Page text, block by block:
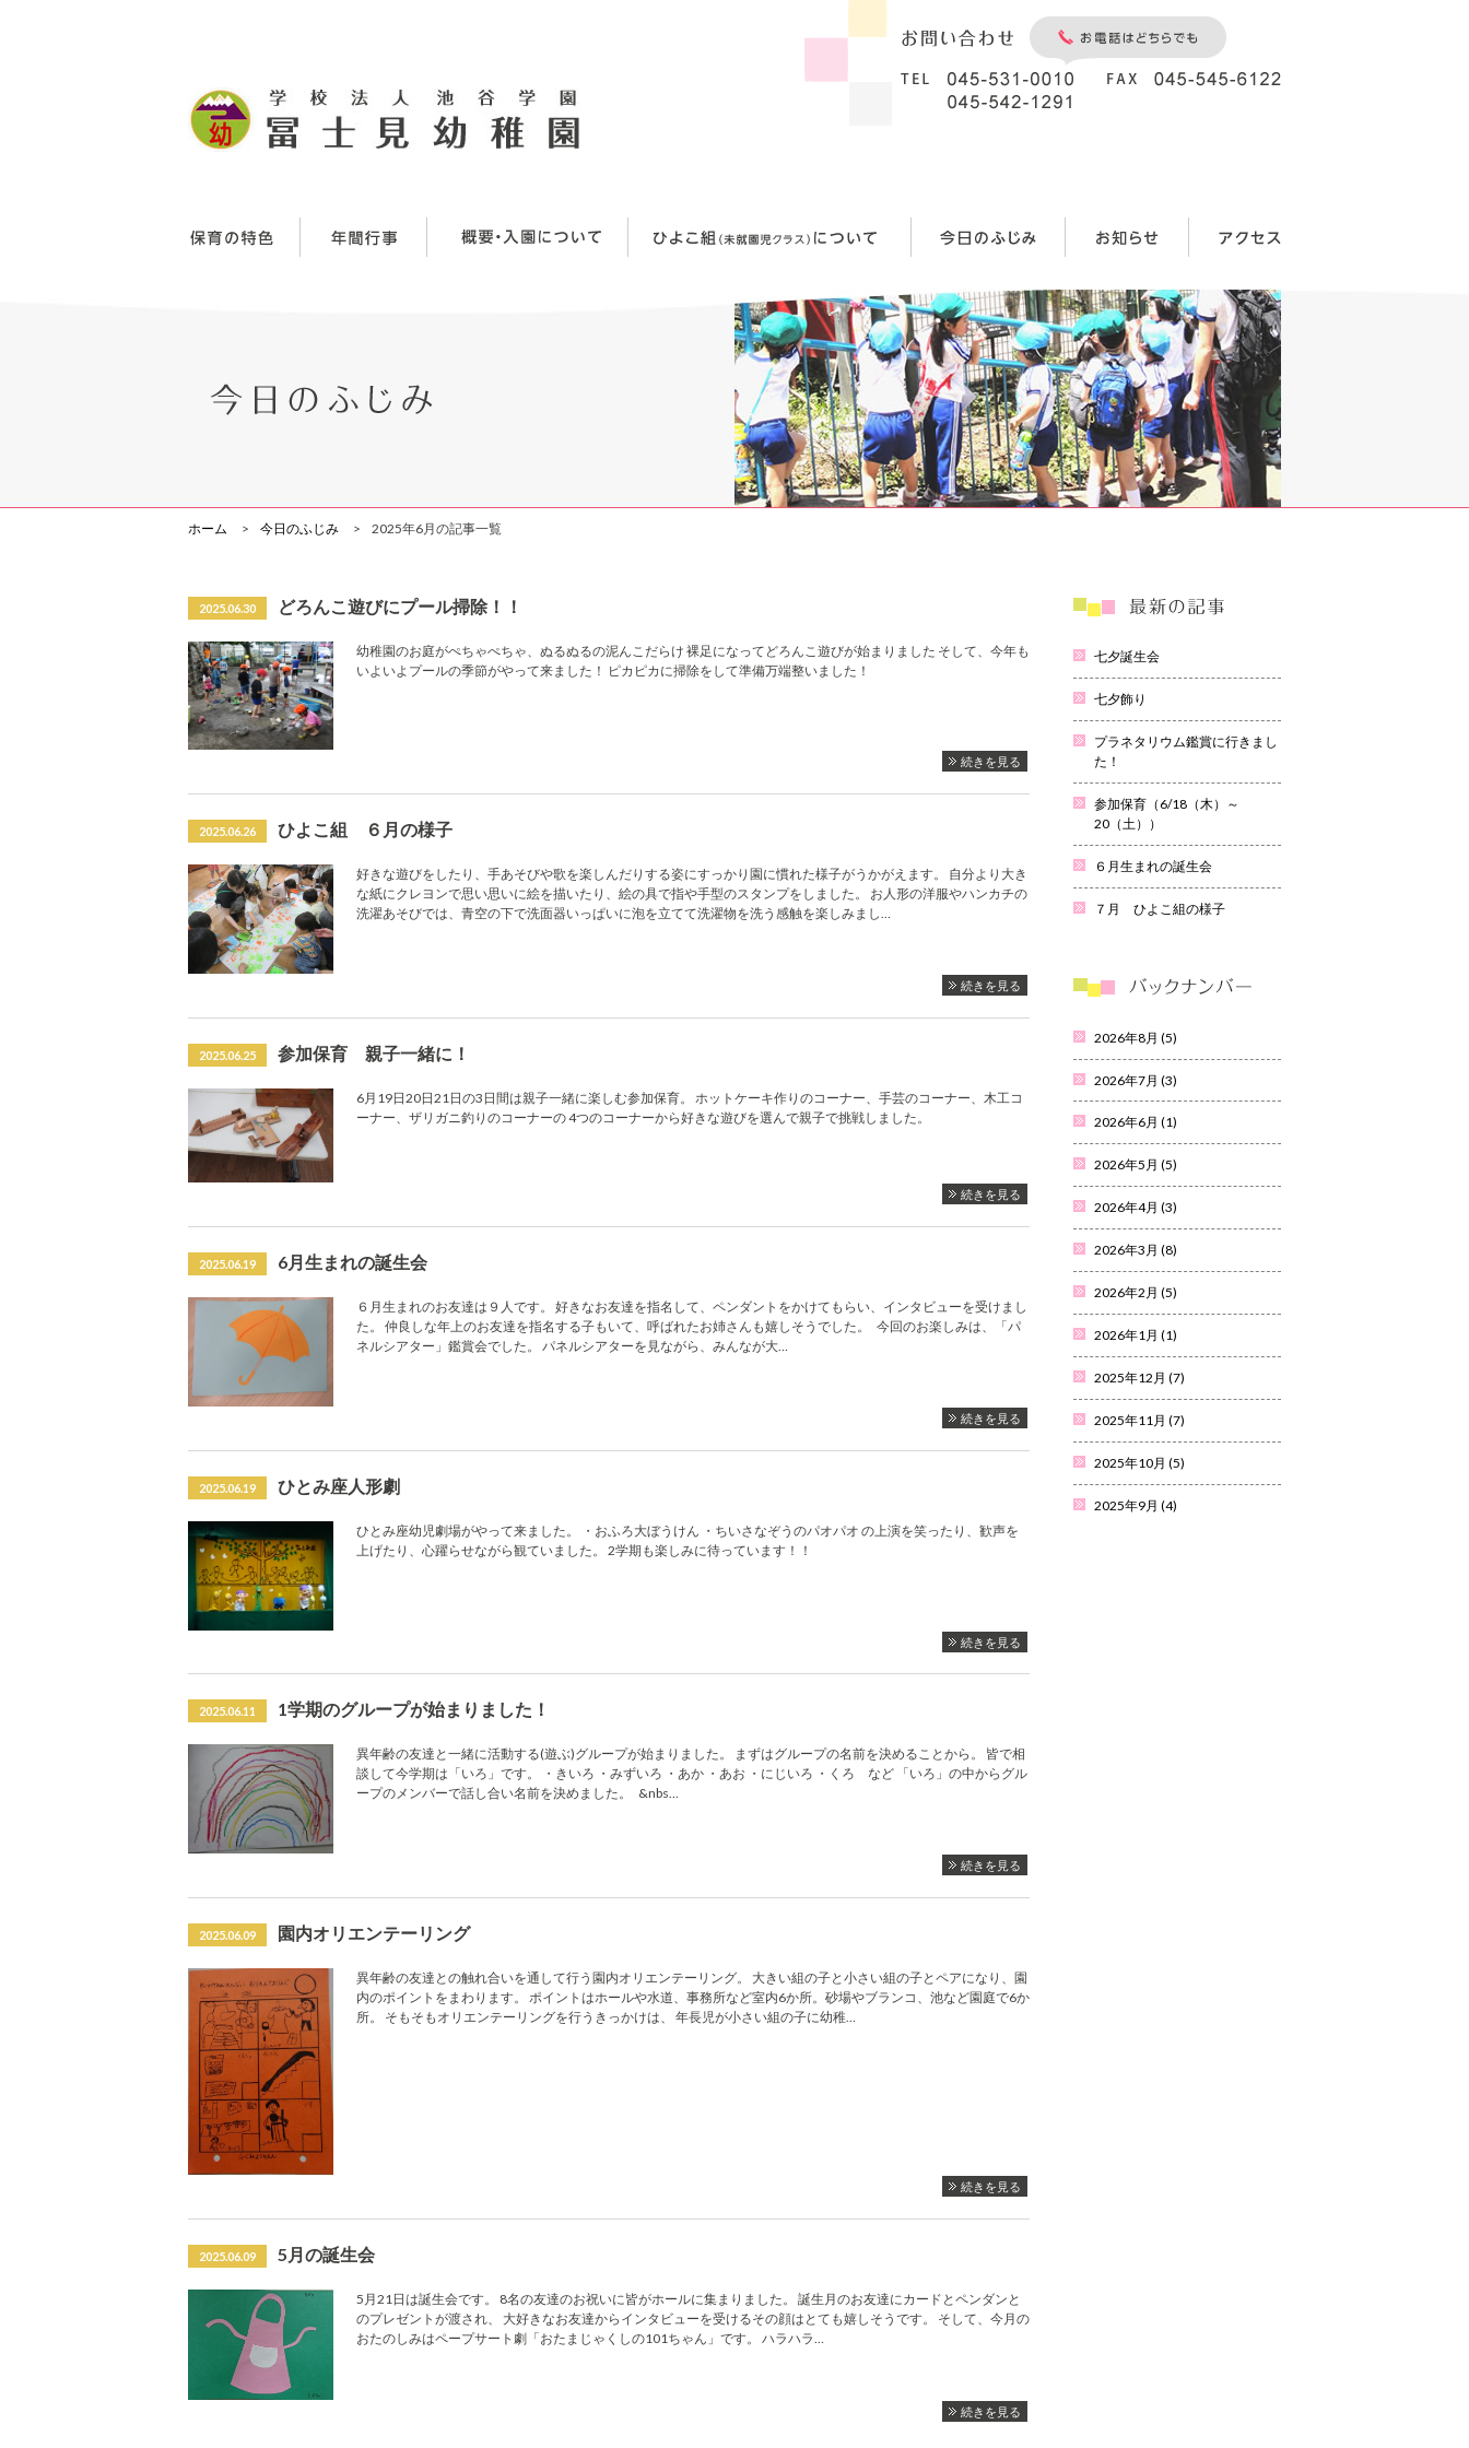
ホーム 今日のふじみ 2025年6月の記事一覧
2025.06.30 どろんこ遊びにプール掃除！！
幼稚園のお庭がぺちゃぺちゃ、ぬるぬるの泥んこだらけ 裸足になってどろんこ遊びが始まりました そして、今年も
いよいよプールの季節がやって来ました！ ピカピカに掃除をして準備万端整いました！
続きを見る
2025.06.26 ひよこ組 ６月の様子
好きな遊びをしたり、手あそびや歌を楽しんだりする姿にすっかり園に慣れた様子がうかがえます。 自分より大き
な紙にクレヨンで思い思いに絵を描いたり、絵の具で指や手型のスタンプをしました。 お人形の洋服やハンカチの
洗濯あそびでは、青空の下で洗面器いっぱいに泡を立てて洗濯物を洗う感触を楽しみまし…
続きを見る
2025.06.25 参加保育 親子一緒に！
6月19日20日21日の3日間は親子一緒に楽しむ参加保育。 ホットケーキ作りのコーナー、手芸のコーナー、木工コ
ーナー、ザリガニ釣りのコーナーの 4つのコーナーから好きな遊びを選んで親子で挑戦しました。
続きを見る
2025.06.19 6月生まれの誕生会
６月生まれのお友達は９人です。 好きなお友達を指名して、ペンダントをかけてもらい、インタビューを受けまし
た。 仲良しな年上のお友達を指名する子もいて、呼ばれたお姉さんも嬉しそうでした。 今回のお楽しみは、「パ
ネルシアター」鑑賞会でした。 パネルシアターを見ながら、みんなが大…
続きを見る
2025.06.19 ひとみ座人形劇
ひとみ座幼児劇場がやって来ました。 ・おふろ大ぼうけん ・ちいさなぞうのパオパオ の上演を笑ったり、歓声を
上げたり、心躍らせながら観ていました。 2学期も楽しみに待っています！！
続きを見る
2025.06.11 1学期のグループが始まりました！
異年齢の友達と一緒に活動する(遊ぶ)グループが始まりました。 まずはグループの名前を決めることから。 皆で相
談して今学期は「いろ」です。 ・きいろ ・みずいろ ・あか ・あお ・にじいろ ・くろ など 「いろ」の中からグル
ープのメンバーで話し合い名前を決めました。 &nbs…
続きを見る
2025.06.09 園内オリエンテーリング
異年齢の友達との触れ合いを通して行う園内オリエンテーリング。 大きい組の子と小さい組の子とペアになり、園
内のポイントをまわります。 ポイントはホールや水道、事務所など室内6か所。砂場やブランコ、池など園庭で6か
所。 そもそもオリエンテーリングを行うきっかけは、 年長児が小さい組の子に幼稚…
続きを見る
2025.06.09 5月の誕生会
5月21日は誕生会です。 8名の友達のお祝いに皆がホールに集まりました。 誕生月のお友達にカードとペンダンと
のプレゼントが渡され、 大好きなお友達からインタビューを受けるその顔はとても嬉しそうです。 そして、今月の
おたのしみはペープサート劇「おたまじゃくしの101ちゃん」です。 ハラハラ…
続きを見る
七夕誕生会
七夕飾り
プラネタリウム鑑賞に行きまし
た！
参加保育（6/18（木）～
20（土））
６月生まれの誕生会
７月 ひよこ組の様子
2026年8月 (5)
2026年7月 (3)
2026年6月 (1)
2026年5月 (5)
2026年4月 (3)
2026年3月 (8)
2026年2月 (5)
2026年1月 (1)
2025年12月 (7)
2025年11月 (7)
2025年10月 (5)
2025年9月 (4)